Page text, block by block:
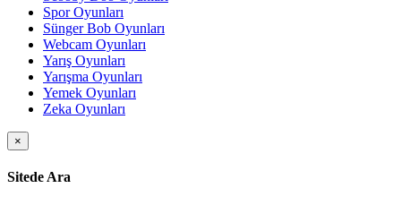
Spor Oyunları
Sünger Bob Oyunları
Webcam Oyunları
Yarış Oyunları
Yarışma Oyunları
Yemek Oyunları
Zeka Oyunları
×
Sitede Ara